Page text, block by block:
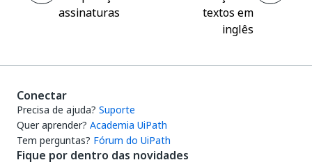
assinaturas
textos em
inglês
Conectar
Precisa de ajuda? Suporte
Quer aprender? Academia UiPath
Tem perguntas? Fórum do UiPath
Fique por dentro das novidades